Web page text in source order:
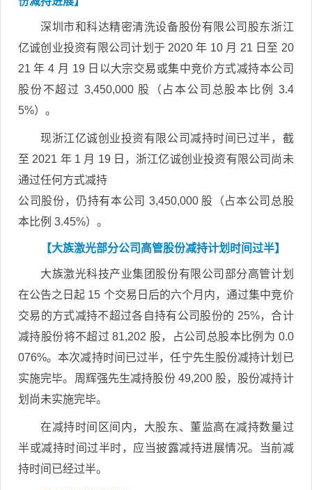
深圳市和科达精密清洗设备股份有限公司股东浙江
亿诚创业投资有限公司计划于 2020 年 10 月 21 日至 20
21 年 4 月 19 日以大宗交易或集中竞价方式减持本公司
股份不超过 3,450,000 股（占本公司总股本比例 3.4
5%）。
现浙江亿诚创业投资有限公司减持时间已过半，截
至 2021 年 1 月 19 日，浙江亿诚创业投资有限公司尚未
通过任何方式减持
公司股份，仍持有本公司 3,450,000 股（占本公司总股
本比例 3.45%）。
【大族激光部分公司高管股份减持计划时间过半】
大族激光科技产业集团股份有限公司部分高管计划
在公告之日起 15 个交易日后的六个月内，通过集中竞价
交易的方式减持不超过各自持有公司股份的 25%，合计
减持股份将不超过 81,202 股，占公司总股本比例为 0.0
076%。本次减持时间已过半，任宁先生股份减持计划已
实施完毕。周辉强先生减持股份 49,200 股，股份减持计
划尚未实施完毕。
在减持时间区间内，大股东、董监高在减持数量过
半或减持时间过半时，应当披露减持进展情况。当前减
持时间已经过半。